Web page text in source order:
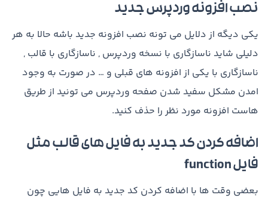
نصب افزونه وردپرس جدید
یکی دیگه از دلایل می تونه نصب افزونه جدید باشه حالا به هر
دلیلی شاید ناسازگاری با نسخه وردپرس , ناسازگاری با قالب ,
ناسازگاری با یکی از افزونه های قبلی و … در صورت به وجود
امدن مشکل سفید شدن صفحه وردپرس می تونید از طریق
هاست افزونه مورد نظر را حذف کنید.
اضافه کردن کد جدید به فایل های قالب مثل
فایل function
بعضی وقت ها با اضافه کردن کد جدید به فایل هایی چون